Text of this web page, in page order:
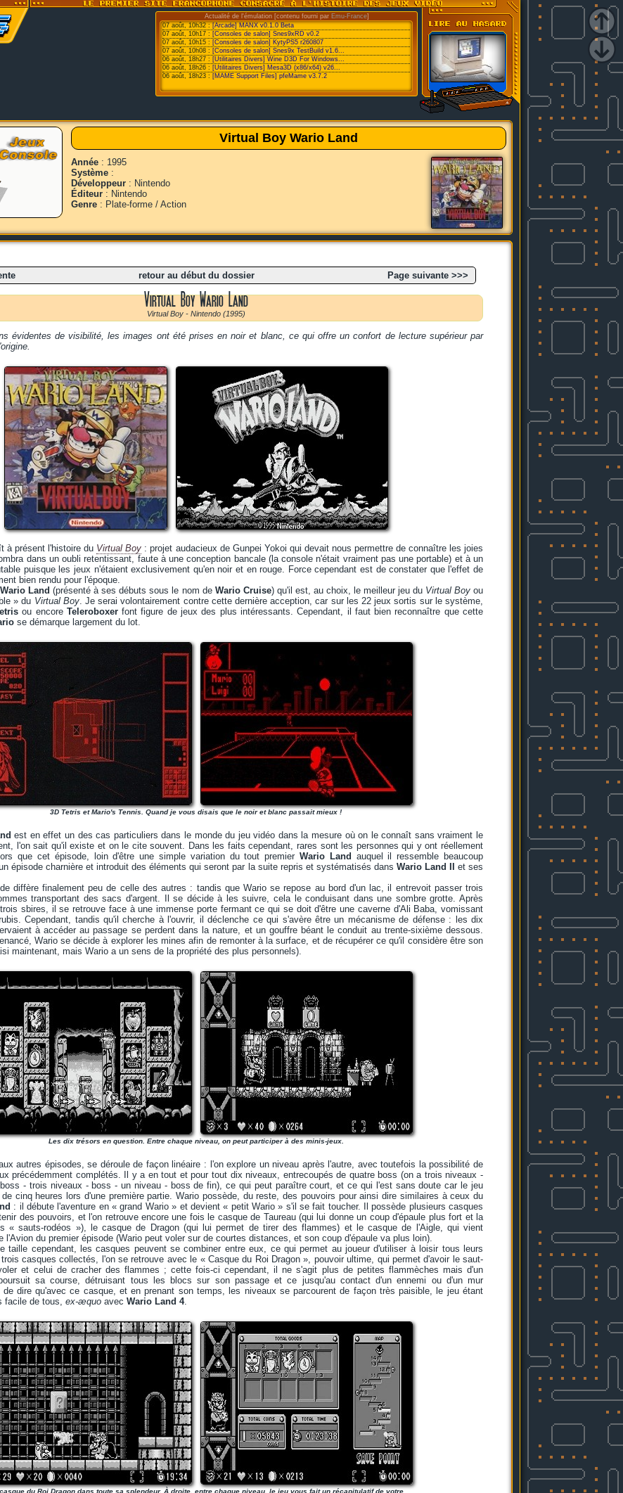
Actualité de l'émulation [contenu fourni par Emu-France]
07 août, 10h32 :[Arcade] MANX v0.1.0 Beta
07 août, 10h17 : [Consoles de salon] Snes9xRD v0.2
07 août, 10h15 : [Consoles de salon] KytyPS5 r260807
07 août, 10h08 : [Consoles de salon] Snes9x TestBuild v1.6...
06 août, 18h27 : [Utilitaires Divers] Wine D3D For Windows...
06 août, 18h26 : [Utilitaires Divers] Mesa3D (x86/x64) v26...
06 août, 18h23 : [MAME Support Files] pfeMame v3.7.2
Virtual Boy Wario Land
Année : 1995
Système :
Développeur : Nintendo
Éditeur : Nintendo
Genre : Plate-forme / Action
retour au début du dossier Page suivante >>>
Virtual Boy Wario Land
Virtual Boy - Nintendo (1995)
évidentes de visibilité, les images ont été prises en noir et blanc, ce qui offre un confort de lecture supérieur par
à présent l'histoire du Virtual Boy : projet audacieux de Gunpei Yokoi qui devait nous permettre de connaître les joies
dans un oubli retentissant, faute à une conception bancale (la console n'était vraiment pas une portable) et à un
puisque les jeux n'étaient exclusivement qu'en noir et en rouge. Force cependant est de constater que l'effet de
bien rendu pour l'époque.
Land (présenté à ses débuts sous le nom de Wario Cruise) qu'il est, au choix, le meilleur jeu du Virtual Boy ou
» du Virtual Boy. Je serai volontairement contre cette dernière acception, car sur les 22 jeux sortis sur le système,
ou encore Teleroboxerfont figure de jeux des plus intéressants. Cependant, il faut bien reconnaître que cette
se démarque largement du lot.
3D Tetris et Mario's Tennis. Quand je vous disais que le noir et blanc passait mieux !
est en effet un des cas particuliers dans le monde du jeu vidéo dans la mesure où on le connaît sans vraiment le
l'on sait qu'il existe et on le cite souvent. Dans les faits cependant, rares sont les personnes qui y ont réellement
que cet épisode, loin d'être une simple variation du tout premier Wario Land auquel il ressemble beaucoup
épisode charnière et introduit des éléments qui seront par la suite repris et systématisés dans Wario Land II
et ses
diffère finalement peu de celle des autres : tandis que Wario se repose au bord d'un lac, il entrevoit passer trois
transportant des sacs d'argent. Il se décide à les suivre, cela le conduisant dans une sombre grotte. Après
sbires, il se retrouve face à une immense porte fermant ce qui se doit d'être une caverne d'Ali Baba, vomissant
Cependant, tandis qu'il cherche à l'ouvrir, il déclenche ce qui s'avère être un mécanisme de défense : les dix
à accéder au passage se perdent dans la nature, et un gouffre béant le conduit au trente-sixième dessous.
Wario se décide à explorer les mines afin de remonter à la surface, et de récupérer ce qu'il considère être son
maintenant, mais Wario a un sens de la propriété des plus personnels).
Les dix trésors en question. Entre chaque niveau, on peut participer à des minis-jeux.
autres épisodes, se déroule de façon linéaire : l'on explore un niveau après l'autre, avec toutefois la possibilité de
précédemment complétés. Il y a en tout et pour tout dix niveaux, entrecoupés de quatre boss (on a trois niveaux -
- trois niveaux - boss - un niveau - boss de fin), ce qui peut paraître court, et ce qui l'est sans doute car le jeu
cinq heures lors d'une première partie. Wario possède, du reste, des pouvoirs pour ainsi dire similaires à ceux du
: il débute l'aventure en « grand Wario » et devient « petit Wario » s'il se fait toucher. Il possède plusieurs casques
des pouvoirs, et l'on retrouve encore une fois le casque de Taureau (qui lui donne un coup d'épaule plus fort et la
« sauts-rodéos »), le casque de Dragon (qui lui permet de tirer des flammes) et le casque de l'Aigle, qui vient
l'Avion du premier épisode (Wario peut voler sur de courtes distances, et son coup d'épaule va plus loin).
taille cependant, les casques peuvent se combiner entre eux, ce qui permet au joueur d'utiliser à loisir tous leurs
casques collectés, l'on se retrouve avec le « Casque du Roi Dragon », pouvoir ultime, qui permet d'avoir le saut-
et celui de cracher des flammes ; cette fois-ci cependant, il ne s'agit plus de petites flammèches mais d'un
sa course, détruisant tous les blocs sur son passage et ce jusqu'au contact d'un ennemi ou d'un mur
de dire qu'avec ce casque, et en prenant son temps, les niveaux se parcourent de façon très paisible, le jeu étant
facile de tous, ex-æquo avec Wario Land 4.
du Roi Dragon dans toute sa splendeur. À droite, entre chaque niveau, le jeu vous fait un récapitulatif de votre